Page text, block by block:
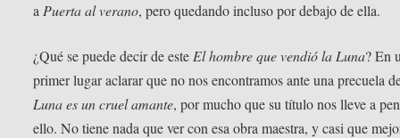
a Puerta al verano, pero quedando incluso por debajo de ella.
¿Qué se puede decir de este El hombre que vendió la Luna? En
primer lugar aclarar que no nos encontramos ante una precuela
Luna es un cruel amante, por mucho que su título nos lleve a
ello. No tiene nada que ver con esa obra maestra, y casi que